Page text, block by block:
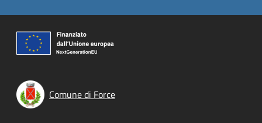
Comune di Force